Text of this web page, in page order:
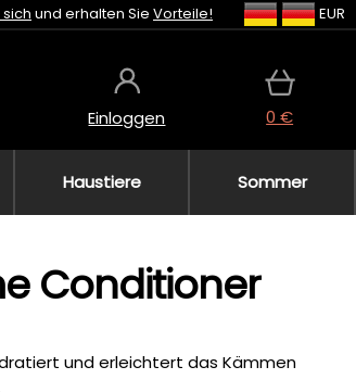
und erhalten Sie Vorteile! EUR
Einloggen 0 €
Haustiere Sommer
Conditioner
und erleichtert das Kämmen